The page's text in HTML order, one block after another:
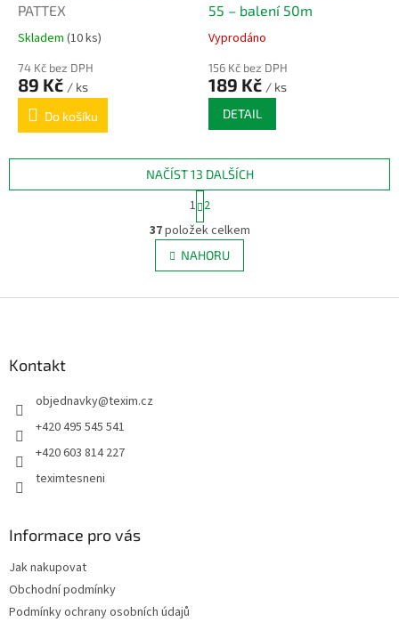
PATTEX
Skladem (10 ks)
74 Kč bez DPH
89 Kč / ks
Do košíku
55 – balení 50m
Vyprodáno
156 Kč bez DPH
189 Kč / ks
DETAIL
O
v
l
á
NAČÍST 13 DALŠÍCH
S
t
r
á
n
k
v
1 2
37položek celkem
NAHORU
Kontakt
objednavky@texim.cz
+420 495 545 541
+420 603 814 227
teximtesneni
Informace pro vás
Jak nakupovat
Obchodní podmínky
Podmínky ochrany osobních údajů